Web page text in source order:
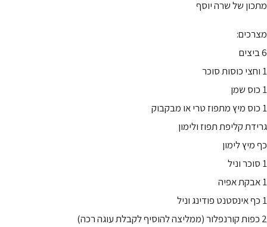
מתכון של שרה יוסף
מצרכים:
6 ביצים
1 וחצי כוסות סוכר
1 כוס שמן
1 כוס מיץ מתפוז טרי או מבקבוק
גרידת קליפת תפוז ולימון
כף מיץ לימון
1 סוכר וניל
1 אבקת אפיה
1 כף אינסטנט פודינג וניל
2 כפות קורנפלור (ממליצה להוסיף לקבלת עוגה רכה)